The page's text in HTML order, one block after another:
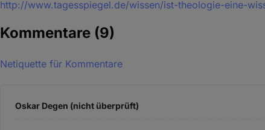
http://www.tagesspiegel.de/wissen/ist-theologie-eine-
Kommentare (9)
Netiquette für Kommentare
Oskar Degen (nicht überprüft)